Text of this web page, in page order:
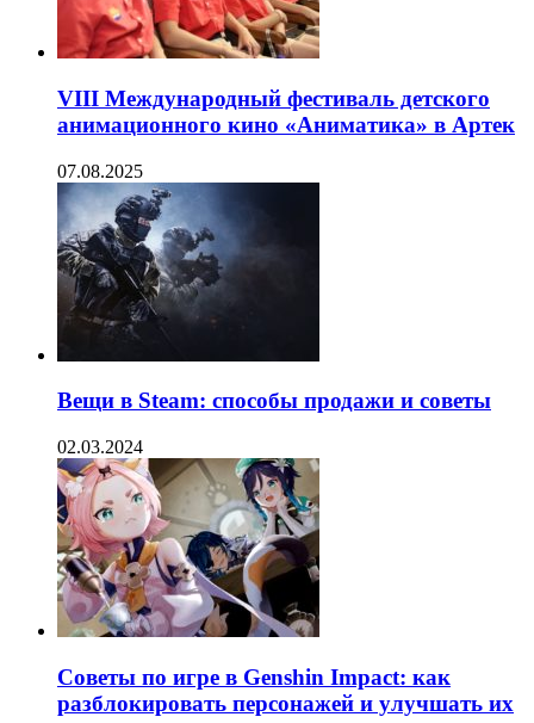
VIII Международный фестиваль детского
анимационного кино «Аниматика» в Артек
07.08.2025
Вещи в Steam: способы продажи и советы
02.03.2024
Советы по игре в Genshin Impact: как
разблокировать персонажей и улучшать их